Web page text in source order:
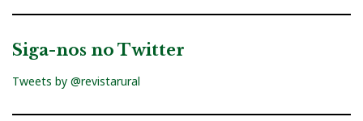
Siga-nos no Twitter
Tweets by @revistarural